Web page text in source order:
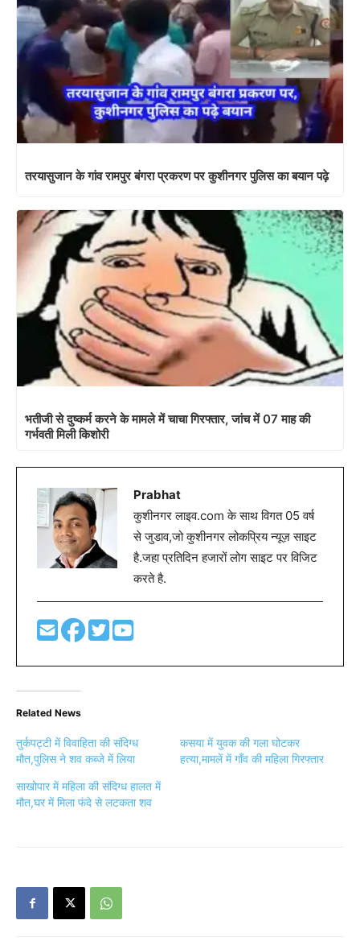
तरयासुजान के गांव रामपुर बंगरा प्रकरण पर कुशीनगर पुलिस का बयान पढ़े
भतीजी से दुष्कर्म करने के मामले में चाचा गिरफ्तार, जांच में 07 माह की
गर्भवती मिली किशोरी
Prabhat
कुशीनगर लाइव.com के साथ विगत 05 वर्ष
से जुडाव,जो कुशीनगर लोकप्रिय न्यूज़ साइट
है.जहा प्रतिदिन हजारों लोग साइट पर विजिट
करते है.
Related News
तुर्कपट्टी में विवाहिता की संदिग्ध
मौत,पुलिस ने शव कब्जे में लिया
कसया में युवक की गला घोटकर
हत्या,मामलें में गाँव की महिला गिरफ्तार
साखोपार में महिला की संदिग्ध हालत में
मौत,घर में मिला फंदे से लटकता शव